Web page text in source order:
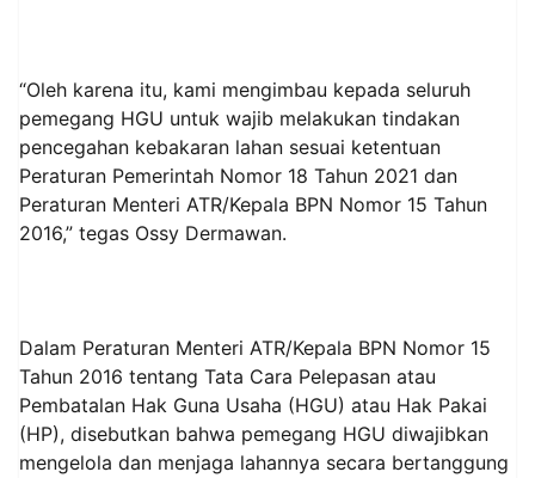
“Oleh karena itu, kami mengimbau kepada seluruh
pemegang HGU untuk wajib melakukan tindakan
pencegahan kebakaran lahan sesuai ketentuan
Peraturan Pemerintah Nomor 18 Tahun 2021 dan
Peraturan Menteri ATR/Kepala BPN Nomor 15 Tahun
2016,” tegas Ossy Dermawan.
Dalam Peraturan Menteri ATR/Kepala BPN Nomor 15
Tahun 2016 tentang Tata Cara Pelepasan atau
Pembatalan Hak Guna Usaha (HGU) atau Hak Pakai
(HP), disebutkan bahwa pemegang HGU diwajibkan
mengelola dan menjaga lahannya secara bertanggung